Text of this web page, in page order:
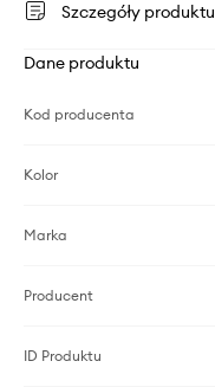
Szczegóły produktu
Dane produktu
Kod producenta
Kolor
Marka
Producent
ID Produktu